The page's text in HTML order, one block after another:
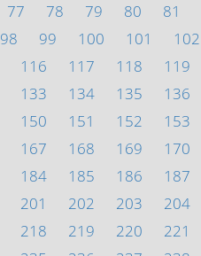
77 78 79 80 81
98 99 100 101 102
116 117 118 119
133 134 135 136
150 151 152 153
167 168 169 170
184 185 186 187
201 202 203 204
218 219 220 221